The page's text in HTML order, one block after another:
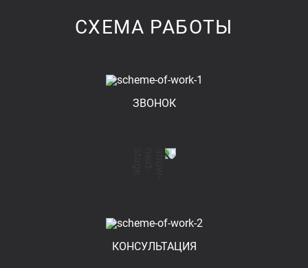
СХЕМА РАБОТЫ
ЗВОНОК
КОНСУЛЬТАЦИЯ